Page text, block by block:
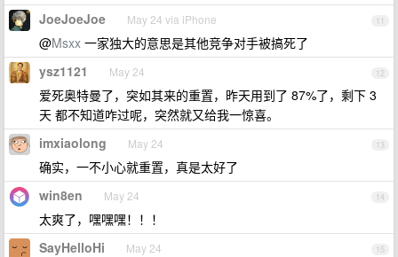
11
JoeJoeJoe May 24 via iPhone
@Msxx 一家独大的意思是其他竞争对手被搞死了
12
ysz1121 May 24
爱死奥特曼了，突如其来的重置，昨天用到了 87%了，剩下 3
天 都不知道咋过呢，突然就又给我一惊喜。
13
imxiaolong May 24
确实，一不小心就重置，真是太好了
14
win8en May 24
太爽了，嘿嘿嘿！！！
15
SayHelloHi May 24